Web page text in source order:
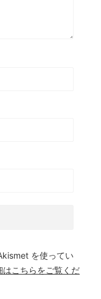
を使ってい
はこちらをご覧くだ